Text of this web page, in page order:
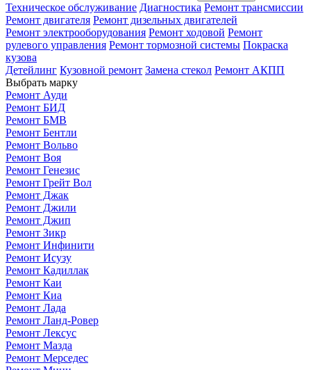
Техническое обслуживание Диагностика Ремонт трансмиссии
Ремонт двигателя Ремонт дизельных двигателей
Ремонт электрооборудования Ремонт ходовой Ремонт
рулевого управления Ремонт тормозной системы Покраска
кузова
Детейлинг Кузовной ремонт Замена стекол Ремонт АКПП
Выбрать марку
Ремонт Ауди
Ремонт БИД
Ремонт БМВ
Ремонт Бентли
Ремонт Вольво
Ремонт Воя
Ремонт Генезис
Ремонт Грейт Вол
Ремонт Джак
Ремонт Джили
Ремонт Джип
Ремонт Зикр
Ремонт Инфинити
Ремонт Исузу
Ремонт Кадиллак
Ремонт Каи
Ремонт Киа
Ремонт Лада
Ремонт Ланд-Ровер
Ремонт Лексус
Ремонт Мазда
Ремонт Мерседес